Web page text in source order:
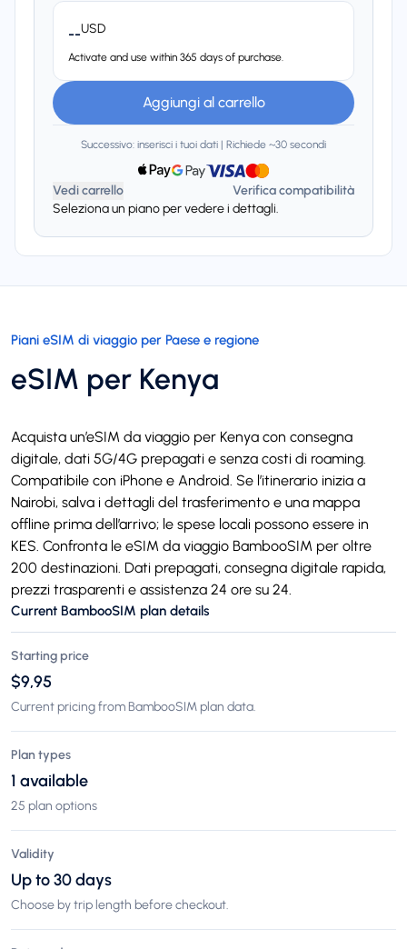
--USD
Activate and use within 365 days of purchase.
Aggiungi al carrello
Successivo: inserisci i tuoi dati | Richiede ~30 secondi
Vedi carrello
Verifica compatibilità
Seleziona un piano per vedere i dettagli.
Piani eSIM di viaggio per Paese e regione
eSIM per Kenya
Acquista un’eSIM da viaggio per Kenya con consegna
digitale, dati 5G/4G prepagati e senza costi di roaming.
Compatibile con iPhone e Android. Se l’itinerario inizia a
Nairobi, salva i dettagli del trasferimento e una mappa
offline prima dell’arrivo; le spese locali possono essere in
KES. Confronta le eSIM da viaggio BambooSIM per oltre
200 destinazioni. Dati prepagati, consegna digitale rapida,
prezzi trasparenti e assistenza 24 ore su 24.
Current BambooSIM plan details
Starting price
$9,95
Current pricing from BambooSIM plan data.
Plan types
1 available
25 plan options
Validity
Up to 30 days
Choose by trip length before checkout.